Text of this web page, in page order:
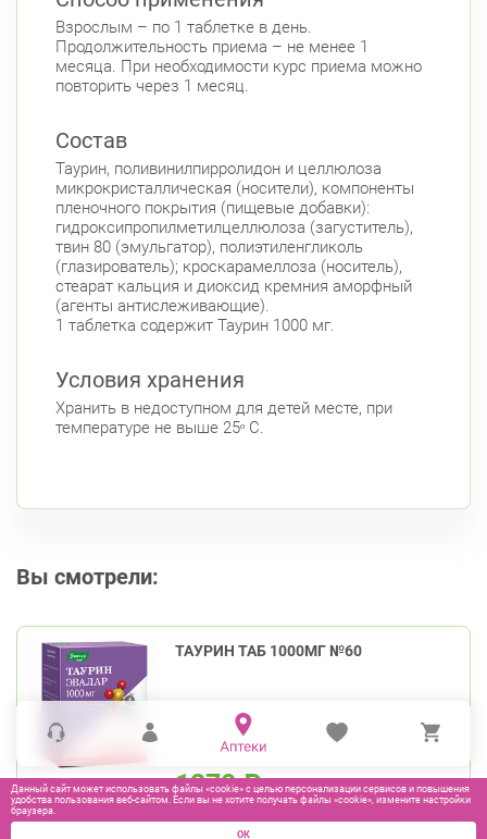
Взрослым – по 1 таблетке в день.
Продолжительность приема – не менее 1
месяца. При необходимости курс приема можно
повторить через 1 месяц.
Состав
Таурин, поливинилпирролидон и целлюлоза
микрокристаллическая (носители), компоненты
пленочного покрытия (пищевые добавки):
гидроксипропилметилцеллюлоза (загуститель),
твин 80 (эмульгатор), полиэтиленгликоль
(глазирователь); кроскарамеллоза (носитель),
стеарат кальция и диоксид кремния аморфный
(агенты антислеживающие).
1 таблетка содержит Таурин 1000 мг.
Условия хранения
Хранить в недоступном для детей месте, при
температуре не выше 25ᵒ С.
Вы смотрели:
ТАУРИН ТАБ 1000МГ №60
1270₽
Данный сайт может использовать файлы «cookie» с целью персонализации сервисов и повышения
удобства пользования веб-сайтом. Если вы не хотите получать файлы «cookie», измените настройки
браузера.
ОК